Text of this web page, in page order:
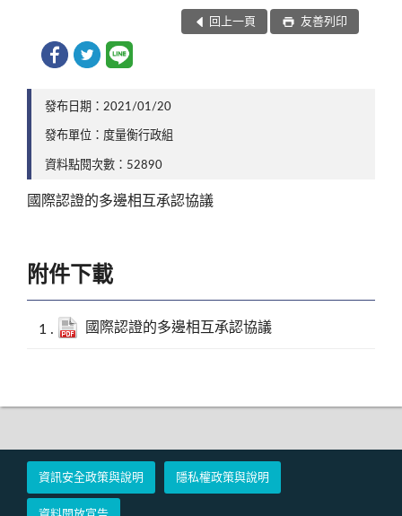
回上一頁 友善列印
發布日期：2021/01/20
發布單位：度量衡行政組
資料點閱次數：52890
國際認證的多邊相互承認協議
附件下載
國際認證的多邊相互承認協議
資訊安全政策與說明 隱私權政策與說明